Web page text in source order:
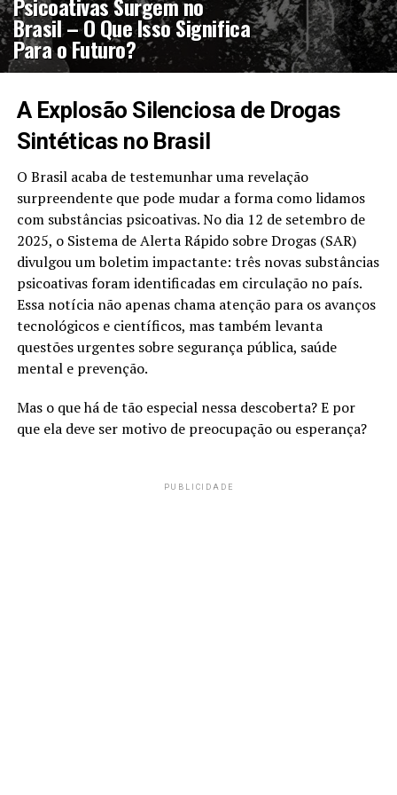
Brasil – O Que Isso Significa
Para o Futuro?
A Explosão Silenciosa de Drogas
Sintéticas no Brasil
O Brasil acaba de testemunhar uma revelação
surpreendente que pode mudar a forma como lidamos
com substâncias psicoativas. No dia 12 de setembro de
2025, o Sistema de Alerta Rápido sobre Drogas (SAR)
divulgou um boletim impactante: três novas substâncias
psicoativas foram identificadas em circulação no país.
Essa notícia não apenas chama atenção para os avanços
tecnológicos e científicos, mas também levanta
questões urgentes sobre segurança pública, saúde
mental e prevenção.
Mas o que há de tão especial nessa descoberta? E por
que ela deve ser motivo de preocupação ou esperança?
PUBLICIDADE